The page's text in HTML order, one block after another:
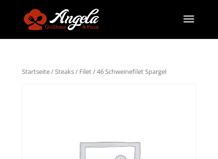
Startseite/Steaks / Filet/ 46 Schweinefilet Spargel